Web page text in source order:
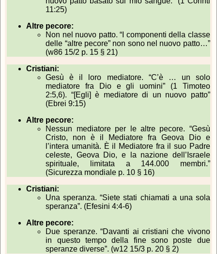
11:25)
Altre pecore:
Non nel nuovo patto. “I componenti della classe
delle “altre pecore” non sono nel nuovo patto…”
(w86 15/2 p. 15 § 21)
Cristiani:
Gesù è il loro mediatore. “C’è … un solo
mediatore fra Dio e gli uomini” (1 Timoteo
2:5,6). “[Egli] è mediatore di un nuovo patto”
(Ebrei 9:15)
Altre pecore:
Nessun mediatore per le altre pecore. “Gesù
Cristo, non è il Mediatore fra Geova Dio e
l’intera umanità. È il Mediatore fra il suo Padre
celeste, Geova Dio, e la nazione dell’Israele
spirituale, limitata a 144.000 membri.”
(Sicurezza mondiale p. 10 § 16)
Cristiani:
Una speranza. “Siete stati chiamati a una sola
speranza”. (Efesini 4:4-6)
Altre pecore:
Due speranze. “Davanti ai cristiani che vivono
in questo tempo della fine sono poste due
speranze diverse”. (w12 15/3 p. 20 § 2)